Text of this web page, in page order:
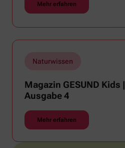
Mehr erfahren
Naturwissen
Magazin GESUND Kids |
Ausgabe 4
Mehr erfahren